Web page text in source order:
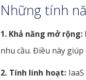
Những tính
1. Khả năng mở rộng:
nhu cầu. Điều này
2. Tính linh hoạt: